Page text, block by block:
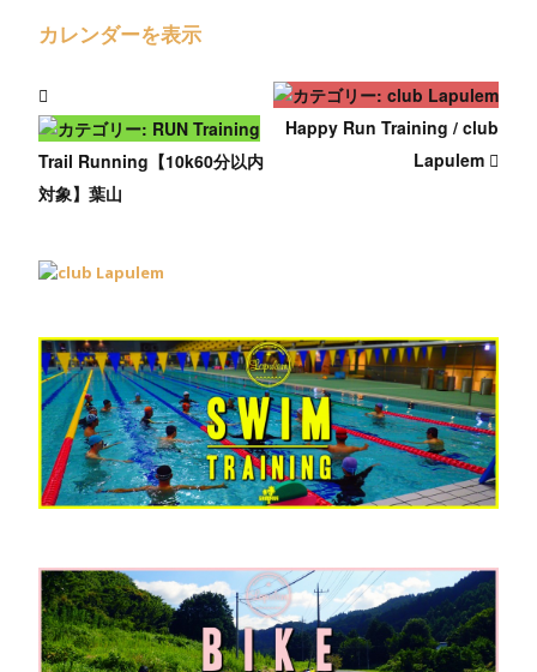
カレンダーを表示
Trail Running【10k60分以内
対象】葉山
Happy Run Training / club
Lapulem